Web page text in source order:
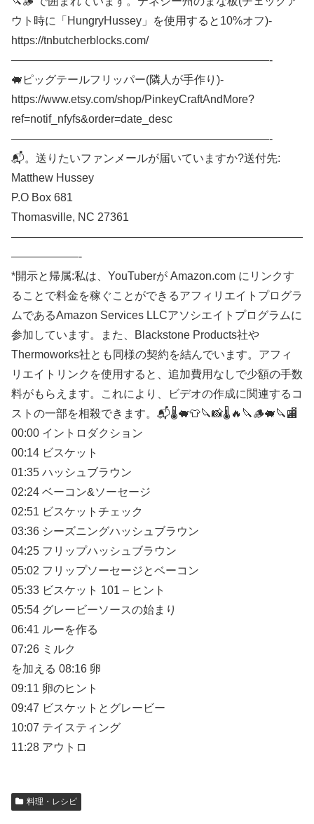
ウト時に「HungryHussey」を使用すると10%オフ)-
https://tnbutcherblocks.com/
———————————————————————-
🐖ピッグテールフリッパー(隣人が手作り)-
https://www.etsy.com/shop/PinkeyCraftAndMore?
ref=notif_nfyfs&order=date_desc
———————————————————————-
📬。送りたいファンメールが届いていますか?送付先:
Matthew Hussey
P.O Box 681
Thomasville, NC 27361
——————————————————————————
——————-
*開示と帰属:私は、YouTuberが Amazon.com にリンクす
ることで料金を稼ぐことができるアフィリエイトプログラ
ムであるAmazon Services LLCアソシエイトプログラムに
参加しています。また、Blackstone Products社や
Thermoworks社とも同様の契約を結んでいます。アフィ
リエイトリンクを使用すると、追加費用なしで少額の手数
料がもらえます。これにより、ビデオの作成に関連するコ
ストの一部を相殺できます。📬🌡️🐖👕🔪📸🌡️🔥🔪🪵🐖🔪🏬
00:00 イントロダクション
00:14 ビスケット
01:35 ハッシュブラウン
02:24 ベーコン&ソーセージ
02:51 ビスケットチェック
03:36 シーズニングハッシュブラウン
04:25 フリップハッシュブラウン
05:02 フリップソーセージとベーコン
05:33 ビスケット 101 – ヒント
05:54 グレービーソースの始まり
06:41 ルーを作る
07:26 ミルク
を加える 08:16 卵
09:11 卵のヒント
09:47 ビスケットとグレービー
10:07 テイスティング
11:28 アウトロ
料理・レシピ